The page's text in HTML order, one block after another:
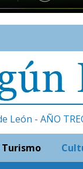
León - AÑO
Turismo